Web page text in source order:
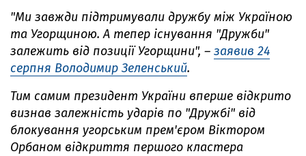
"Ми завжди підтримували дружбу між Україною
та Угорщиною. А тепер існування "Дружби"
залежить від позиції Угорщини", – заявив 24
серпня Володимир Зеленський.
Тим самим президент України вперше відкрито
визнав залежність ударів по "Дружбі" від
блокування угорським прем'єром Віктором
Орбаном відкриття першого кластера